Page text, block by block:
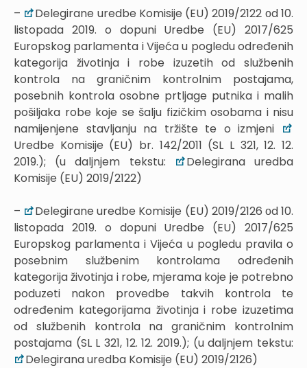
–
Delegirane uredbe Komisije (EU) 2019/2122 оd 10.
listopada 2019. o dopuni Uredbe (EU) 2017/625
Europskog parlamenta i Vijeća u pogledu određenih
kategorija životinja i robe izuzetih od službenih
kontrola na graničnim kontrolnim postajama,
posebnih kontrola osobne prtljage putnika i malih
pošiljaka robe koje se šalju fizičkim osobama i nisu
namijenjene stavljanju na tržište te o izmjeni
Uredbe Komisije (EU) br. 142/2011 (SL L 321, 12. 12.
2019.); (u daljnjem tekstu:
Delegirana uredba
Komisije (EU) 2019/2122)
–
Delegirane uredbe Komisije (EU) 2019/2126 оd 10.
listopada 2019. o dopuni Uredbe (EU) 2017/625
Europskog parlamenta i Vijeća u pogledu pravila o
posebnim službenim kontrolama određenih
kategorija životinja i robe, mjerama koje je potrebno
poduzeti nakon provedbe takvih kontrola te
određenim kategorijama životinja i robe izuzetima
od službenih kontrola na graničnim kontrolnim
postajama (SL L 321, 12. 12. 2019.); (u daljnjem tekstu:
Delegirana uredba Komisije (EU) 2019/2126)